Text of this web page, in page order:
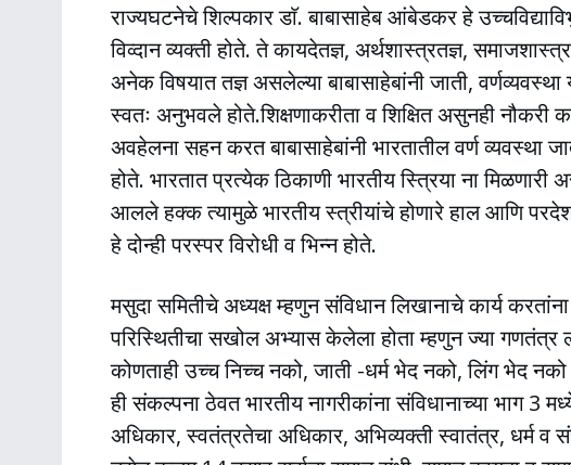
राज्यघटनेचे शिल्पकार डाॅ. बाबासाहेब आंबेडकर हे
विव्दान व्यक्ती होते. ते कायदेतज्ञ, अर्थशास्त्रतज्ञ,
अनेक विषयात तज्ञ असलेल्या बाबासाहेबांनी जाती,
स्वतः अनुभवले होते.शिक्षणाकरीता व शिक्षित असुनही नौकरी
अवहेलना सहन करत बाबासाहेबांनी भारतातील वर्ण व्यवस्था
होते. भारतात प्रत्येक ठिकाणी भारतीय स्त्रिया ना
आलले हक्क त्यामुळे भारतीय स्त्रीयांचे होणारे हाल आणि
हे दोन्ही परस्पर विरोधी व भिन्न होते.
मसुदा समितीचे अध्यक्ष म्हणुन संविधान लिखानाचे कार्य करतांना
परिस्थितीचा सखोल अभ्यास केलेला होता म्हणुन ज्या गणतंत्र
कोणताही उच्च निच्च नको, जाती -धर्म भेद नको, लिंग भेद
ही संकल्पना ठेवत भारतीय नागरीकांना संविधानाच्या भाग
अधिकार, स्वतंत्रतेचा अधिकार, अभिव्यक्ती स्वातंत्र, धर्म व